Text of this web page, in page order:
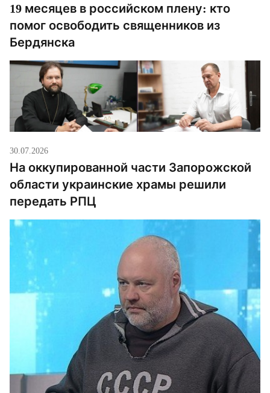
19 месяцев в российском плену: кто
помог освободить священников из
Бердянска
30.07.2026
На оккупированной части Запорожской
области украинские храмы решили
передать РПЦ